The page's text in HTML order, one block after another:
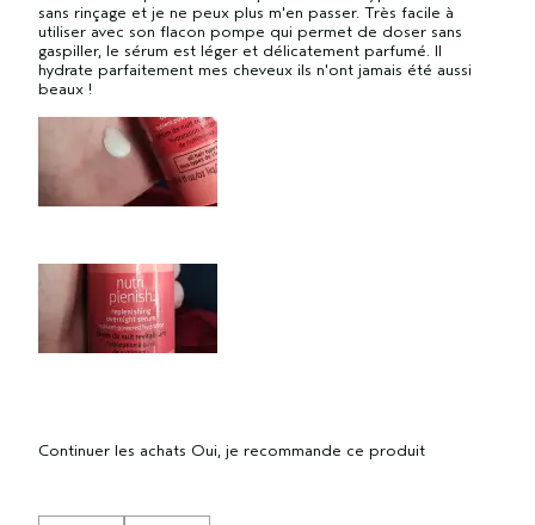
sans rinçage et je ne peux plus m'en passer. Très facile à
utiliser avec son flacon pompe qui permet de doser sans
gaspiller, le sérum est léger et délicatement parfumé. Il
hydrate parfaitement mes cheveux ils n'ont jamais été aussi
beaux !
Continuer les achats Oui, je recommande ce produit